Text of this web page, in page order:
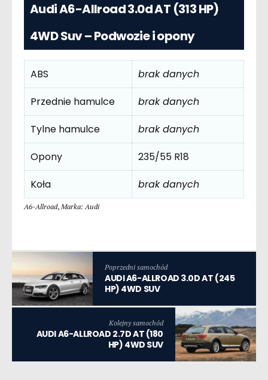
Audi A6-Allroad 3.0d AT (313 HP)
4WD Suv – Podwozie i opony
ABS
brak danych
Przednie hamulce
brak danych
Tylne hamulce
brak danych
Opony
235/55 R18
Koła
brak danych
A6-Allroad, Marka: Audi
Poprzedni samochód
AUDI A6-ALLROAD 3.0D AT (245
HP) 4WD SUV
Kolejny samochód
AUDI A6-ALLROAD 2.7D AT (180
HP) 4WD SUV